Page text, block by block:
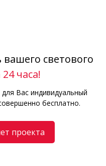
вашего светового
24 часа!
Вас индивидуальный
бесплатно.
проекта